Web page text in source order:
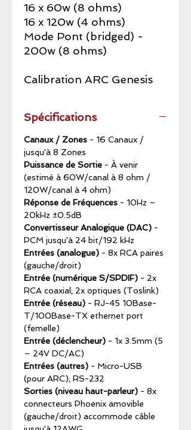
16 x 60w (8 ohms)
16 x 120w (4 ohms)
Mode Pont (bridged) -
200w (8 ohms)
Calibration ARC Genesis
Spécifications
Canaux / Zones - 16 Canaux /
jusqu'à 8 Zones
Puissance de Sortie - À venir
(estimé à 60W/canal à 8 ohm /
120W/canal à 4 ohm)
Réponse de Fréquences - 10Hz –
20kHz ±0.5dB
Convertisseur Analogique (DAC) -
PCM jusqu'à 24 bit/192 kHz
Entrées (analogue) - 8x RCA paires
(gauche/droit)
Entrée (numérique S/SPDIF) - 2x
RCA coaxial; 2x optiques (Toslink)
Entrée (réseau) - RJ-45 10Base-
T/100Base-TX ethernet port
(femelle)
Entrée (déclencheur) - 1x 3.5mm (5
– 24V DC/AC)
Entrées (autres) - Micro-USB
(pour ARC); RS-232
Sorties (niveau haut-parleur) - 8x
connecteurs Phoenix amovible
(gauche/droit) accommode câble